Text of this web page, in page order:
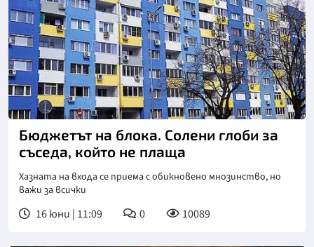
Бюджетът на блока. Солени глоби за
съседа, който не плаща
Хазната на входа се приема с обикновено мнозинство, но
важи за всички
16 юни | 11:09 0 10089